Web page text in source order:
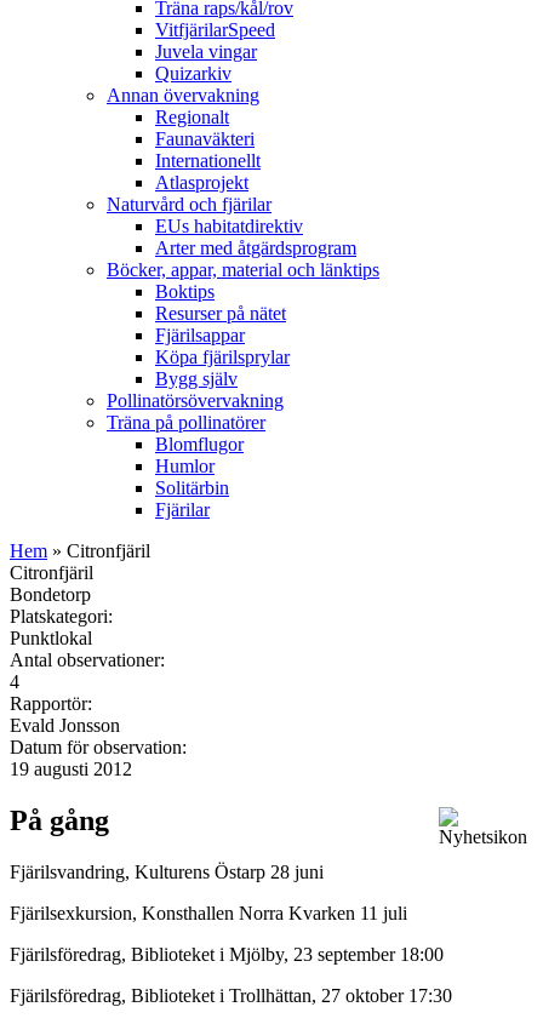
Träna raps/kål/rov
VitfjärilarSpeed
Juvela vingar
Quizarkiv
Annan övervakning
Regionalt
Faunaväkteri
Internationellt
Atlasprojekt
Naturvård och fjärilar
EUs habitatdirektiv
Arter med åtgärdsprogram
Böcker, appar, material och länktips
Boktips
Resurser på nätet
Fjärilsappar
Köpa fjärilsprylar
Bygg själv
Pollinatörsövervakning
Träna på pollinatörer
Blomflugor
Humlor
Solitärbin
Fjärilar
Hem » Citronfjäril
Citronfjäril
Bondetorp
Platskategori:
Punktlokal
Antal observationer:
4
Rapportör:
Evald Jonsson
Datum för observation:
19 augusti 2012
På gång
Fjärilsvandring, Kulturens Östarp 28 juni
Fjärilsexkursion, Konsthallen Norra Kvarken 11 juli
Fjärilsföredrag, Biblioteket i Mjölby, 23 september 18:00
Fjärilsföredrag, Biblioteket i Trollhättan, 27 oktober 17:30